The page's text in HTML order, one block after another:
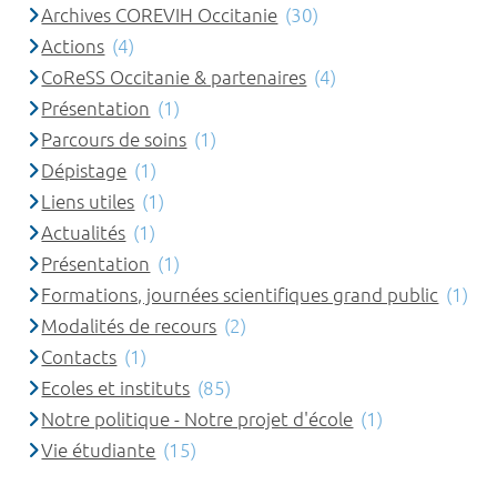
Archives COREVIH Occitanie (30)
Actions (4)
CoReSS Occitanie & partenaires (4)
Présentation (1)
Parcours de soins (1)
Dépistage (1)
Liens utiles (1)
Actualités (1)
Présentation (1)
Formations, journées scientifiques grand public (1)
Modalités de recours (2)
Contacts (1)
Ecoles et instituts (85)
Notre politique - Notre projet d'école (1)
Vie étudiante (15)